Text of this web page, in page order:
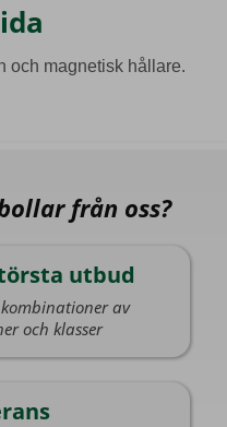
och magnetisk hållare.
från oss?
utbud
av
och klasser